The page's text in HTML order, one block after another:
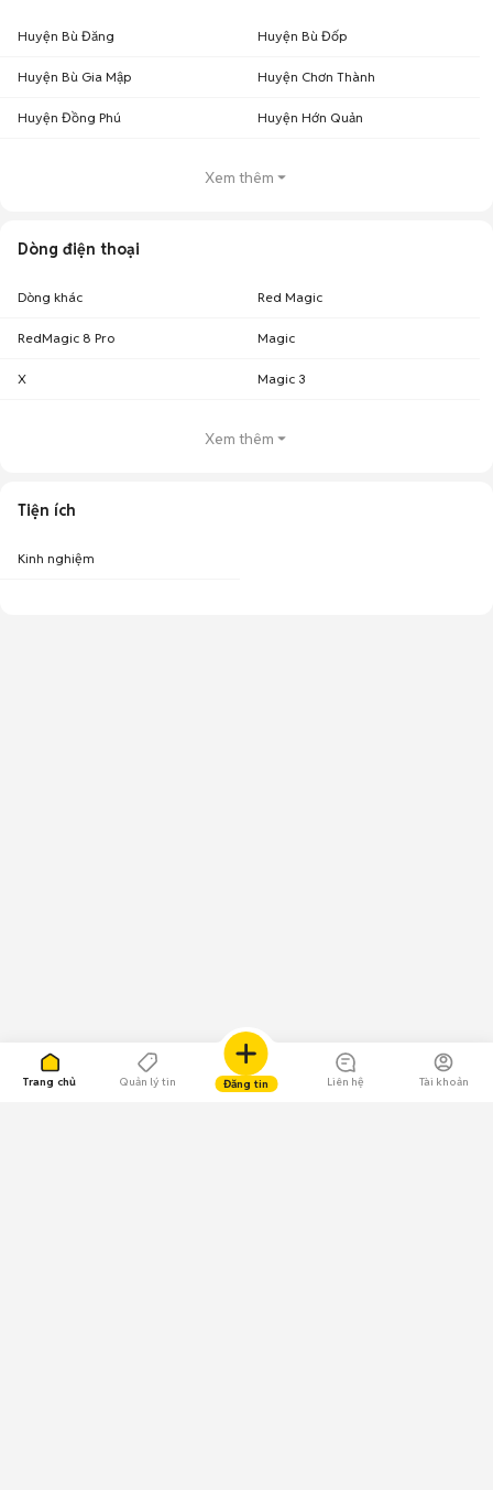
Trang chủ Quản lý tin Đăng tin Liên hệ Tài khoản
Huyện Bù Đăng Huyện Bù Đốp
Huyện Bù Gia Mập Huyện Chơn Thành
Huyện Đồng Phú Huyện Hớn Quản
Xem thêm
Dòng điện thoại
Dòng khác Red Magic
RedMagic 8 Pro Magic
X Magic 3
Xem thêm
Tiện ích
Kinh nghiệm